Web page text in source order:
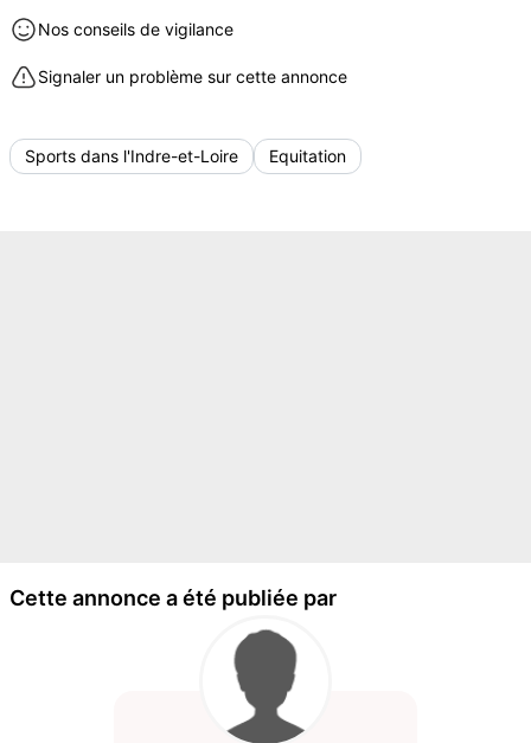
Nos conseils de vigilance
Signaler un problème sur cette annonce
Sports dans l'Indre-et-Loire Equitation
Cette annonce a été publiée par